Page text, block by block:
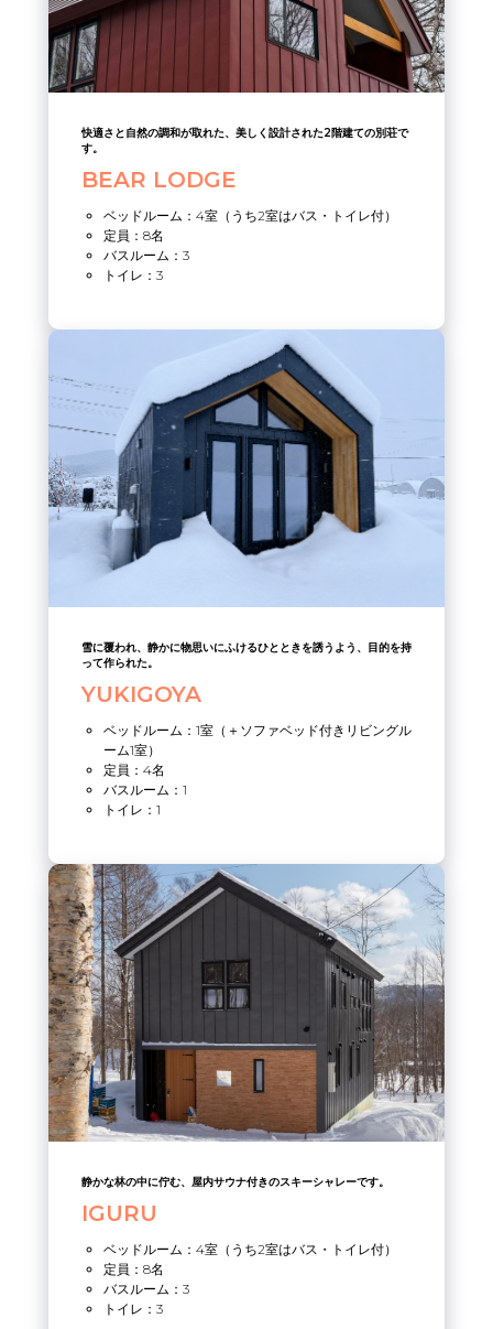
快適さと自然の調和が取れた、美しく設計された2階建ての別荘で
す。
BEAR LODGE
ベッドルーム：4室（うち2室はバス・トイレ付）
定員：8名
バスルーム：3
トイレ：3
雪に覆われ、静かに物思いにふけるひとときを誘うよう、目的を持
って作られた。
YUKIGOYA
ベッドルーム：1室（＋ソファベッド付きリビングル
ーム1室）
定員：4名
バスルーム：1
トイレ：1
静かな林の中に佇む、屋内サウナ付きのスキーシャレーです。
IGURU
ベッドルーム：4室（うち2室はバス・トイレ付）
定員：8名
バスルーム：3
トイレ：3